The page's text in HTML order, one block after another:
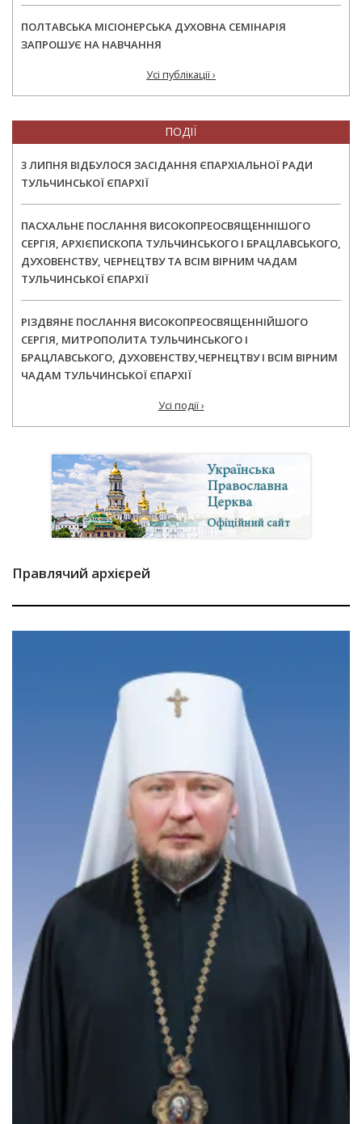
ПОЛТАВСЬКА МІСІОНЕРСЬКА ДУХОВНА СЕМІНАРІЯ
ЗАПРОШУЄ НА НАВЧАННЯ
Усі публікації ›
ПОДІЇ
3 ЛИПНЯ ВІДБУЛОСЯ ЗАСІДАННЯ ЄПАРХІАЛЬНОЇ РАДИ
ТУЛЬЧИНСЬКОЇ ЄПАРХІЇ
ПАСХАЛЬНЕ ПОСЛАННЯ ВИСОКОПРЕОСВЯЩЕННІШОГО
СЕРГІЯ, АРХІЄПИСКОПА ТУЛЬЧИНСЬКОГО І БРАЦЛАВСЬКОГО,
ДУХОВЕНСТВУ, ЧЕРНЕЦТВУ ТА ВСІМ ВІРНИМ ЧАДАМ
ТУЛЬЧИНСЬКОЇ ЄПАРХІЇ
РІЗДВЯНЕ ПОСЛАННЯ ВИСОКОПРЕОСВЯЩЕННІЙШОГО
СЕРГІЯ, МИТРОПОЛИТА ТУЛЬЧИНСЬКОГО І
БРАЦЛАВСЬКОГО, ДУХОВЕНСТВУ,ЧЕРНЕЦТВУ І ВСІМ ВІРНИМ
ЧАДАМ ТУЛЬЧИНСЬКОЇ ЄПАРХІЇ
Усі події ›
Правлячий архієрей